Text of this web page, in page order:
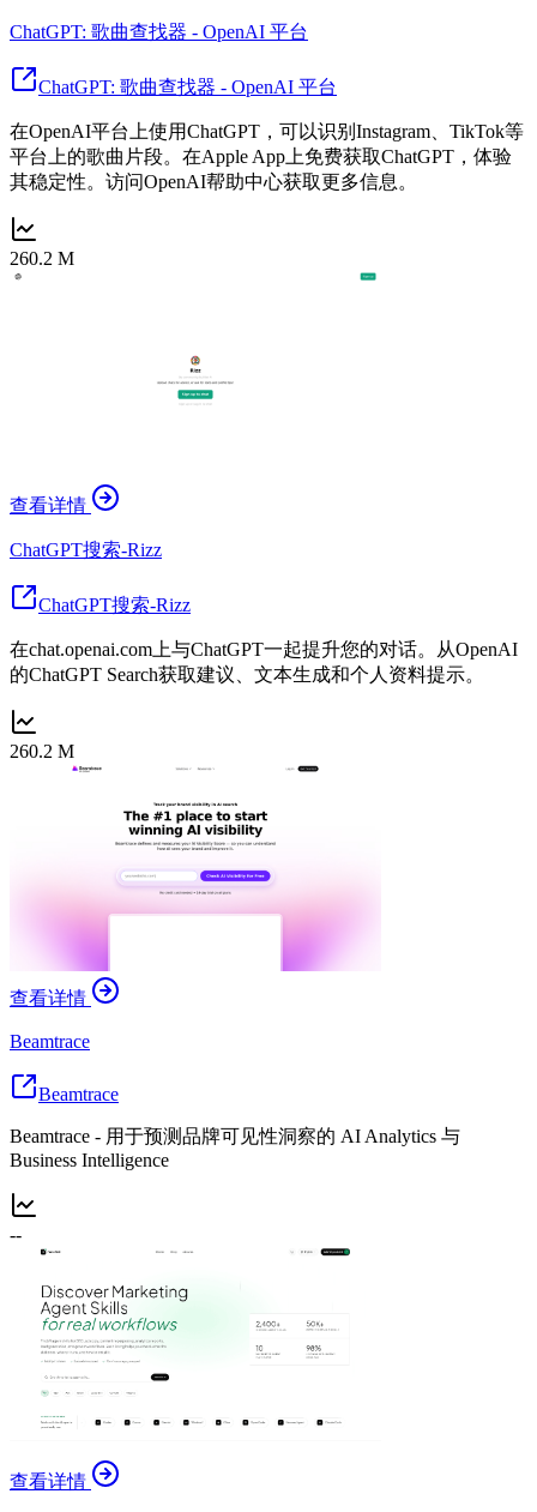
ChatGPT: 歌曲查找器 - OpenAI 平台
ChatGPT: 歌曲查找器 - OpenAI 平台
在OpenAI平台上使用ChatGPT，可以识别Instagram、TikTok等
平台上的歌曲片段。在Apple App上免费获取ChatGPT，体验
其稳定性。访问OpenAI帮助中心获取更多信息。
260.2 M
查看详情
ChatGPT搜索-Rizz
ChatGPT搜索-Rizz
在chat.openai.com上与ChatGPT一起提升您的对话。从OpenAI
的ChatGPT Search获取建议、文本生成和个人资料提示。
260.2 M
查看详情
Beamtrace
Beamtrace
Beamtrace - 用于预测品牌可见性洞察的 AI Analytics 与
Business Intelligence
--
查看详情